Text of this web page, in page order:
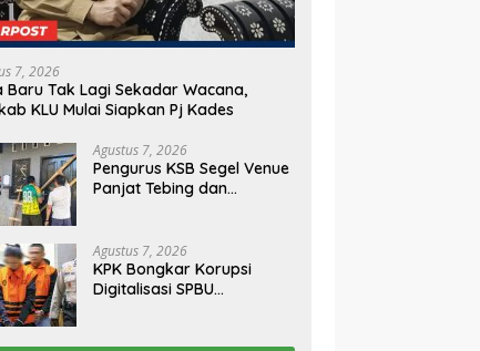
7, 2026
Baru Tak Lagi Sekadar Wacana,
KLU Mulai Siapkan Pj Kades
Agustus 7, 2026
Pengurus KSB Segel Venue
Panjat Tebing dan
Beralih Ke Dompu
Agustus 7, 2026
KPK Bongkar Korupsi
Digitalisasi SPBU